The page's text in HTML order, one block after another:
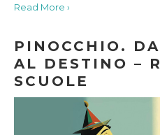
Read More ›
PINOCCHIO.
AL DESTINO –
SCUOLE